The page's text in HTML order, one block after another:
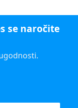
se naročite